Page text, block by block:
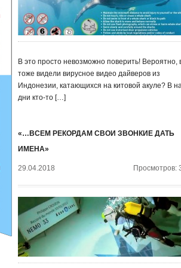
В это просто невозможно поверить! Вероятно,
тоже видели вирусное видео дайверов из
Индонезии, катающихся на китовой акуле? В
дни кто-то […]
«…ВСЕМ РЕКОРДАМ СВОИ ЗВОНКИЕ ДАТЬ
ИМЕНА»
29.04.2018 Просмотров: